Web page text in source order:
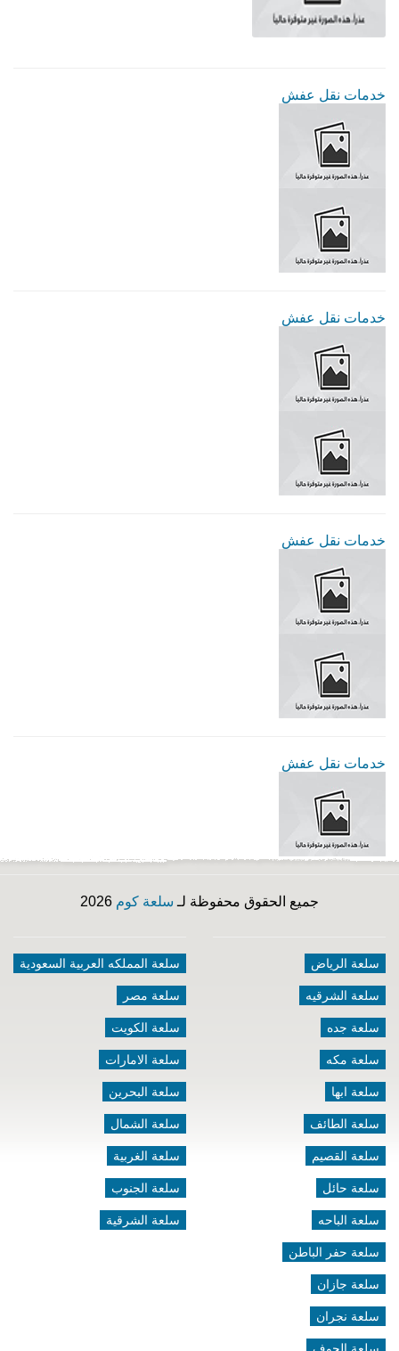
خدمات نقل عفش
خدمات نقل عفش
خدمات نقل عفش
خدمات نقل عفش
جميع الحقوق محفوظة لـ سلعة كوم
سلعة الرياض
سلعة الشرقيه
سلعة جده
سلعة مكه
سلعة ابها
سلعة الطائف
سلعة القصيم
سلعة حائل
سلعة الباحه
سلعة حفر الباطن
سلعة جازان
سلعة نجران
سلعة المملكه العربية السعودية
سلعة مصر
سلعة الكويت
سلعة الامارات
سلعة البحرين
سلعة الشمال
سلعة الغربية
سلعة الجنوب
سلعة الشرقية